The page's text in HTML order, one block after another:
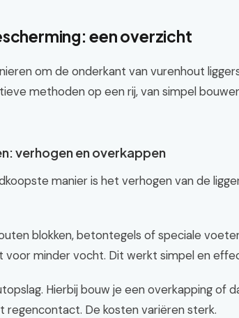
een overzicht
om de onderkant van vurenhout
methoden op een rij, van simpel
verhogen en overkappen
manier is het verhogen van de
blokken, betontegels of speciale
voor minder vocht. Dit werkt simpel en
Hierbij bouw je een overkapping of
De kosten variëren sterk.